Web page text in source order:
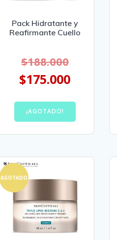
Pack Hidratante y
Reafirmante Cuello
$188.000
$175.000
¡AGOTADO!
AGOTADO